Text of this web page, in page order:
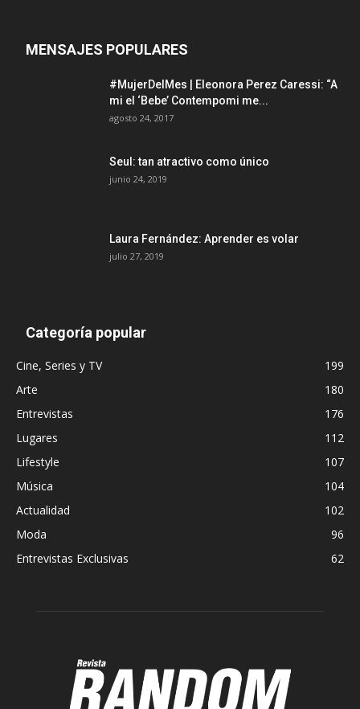
MENSAJES POPULARES
#MujerDelMes | Eleonora Perez Caressi: “A
mi el ‘Bebe’ Contempomi me...
agosto 24, 2017
Seul: tan atractivo como único
junio 24, 2019
Laura Fernández: Aprender es volar
julio 27, 2019
Categoría popular
Cine, Series y TV
199
Arte
180
Entrevistas
176
Lugares
112
Lifestyle
107
Música
104
Actualidad
102
Moda
96
Entrevistas Exclusivas
62